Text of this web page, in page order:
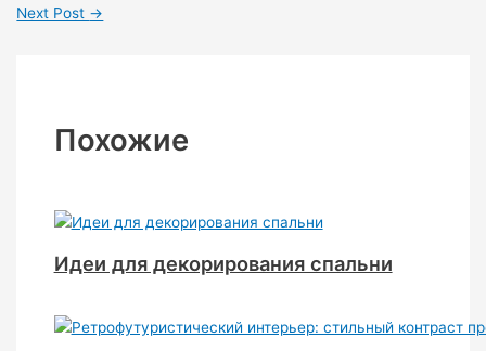
Next Post →
Похожие
Идеи для декорирования спальни